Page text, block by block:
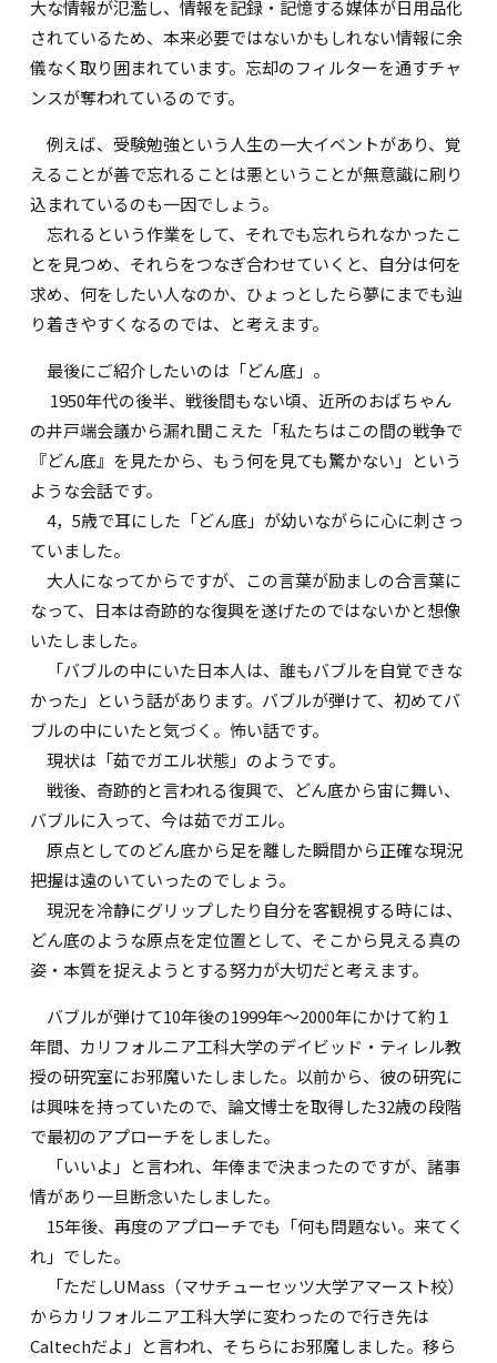
大な情報が氾濫し、情報を記録・記憶する媒体が日用品化
されているため、本来必要ではないかもしれない情報に余
儀なく取り囲まれています。忘却のフィルターを通すチャ
ンスが奪われているのです。
例えば、受験勉強という人生の一大イベントがあり、覚
えることが善で忘れることは悪ということが無意識に刷り
込まれているのも一因でしょう。
忘れるという作業をして、それでも忘れられなかったこ
とを見つめ、それらをつなぎ合わせていくと、自分は何を
求め、何をしたい人なのか、ひょっとしたら夢にまでも辿
り着きやすくなるのでは、と考えます。
最後にご紹介したいのは「どん底」。
1950年代の後半、戦後間もない頃、近所のおばちゃん
の井戸端会議から漏れ聞こえた「私たちはこの間の戦争で
『どん底』を見たから、もう何を見ても驚かない」という
ような会話です。
4，5歳で耳にした「どん底」が幼いながらに心に刺さっ
ていました。
大人になってからですが、この言葉が励ましの合言葉に
なって、日本は奇跡的な復興を遂げたのではないかと想像
いたしました。
「バブルの中にいた日本人は、誰もバブルを自覚できな
かった」という話があります。バブルが弾けて、初めてバ
ブルの中にいたと気づく。怖い話です。
現状は「茹でガエル状態」のようです。
戦後、奇跡的と言われる復興で、どん底から宙に舞い、
バブルに入って、今は茹でガエル。
原点としてのどん底から足を離した瞬間から正確な現況
把握は遠のいていったのでしょう。
現況を冷静にグリップしたり自分を客観視する時には、
どん底のような原点を定位置として、そこから見える真の
姿・本質を捉えようとする努力が大切だと考えます。
バブルが弾けて10年後の1999年～2000年にかけて約１
年間、カリフォルニア工科大学のデイビッド・ティレル教
授の研究室にお邪魔いたしました。以前から、彼の研究に
は興味を持っていたので、論文博士を取得した32歳の段階
で最初のアプローチをしました。
「いいよ」と言われ、年俸まで決まったのですが、諸事
情があり一旦断念いたしました。
15年後、再度のアプローチでも「何も問題ない。来てく
れ」でした。
「ただしUMass（マサチューセッツ大学アマースト校）
からカリフォルニア工科大学に変わったので行き先は
Caltechだよ」と言われ、そちらにお邪魔しました。移ら